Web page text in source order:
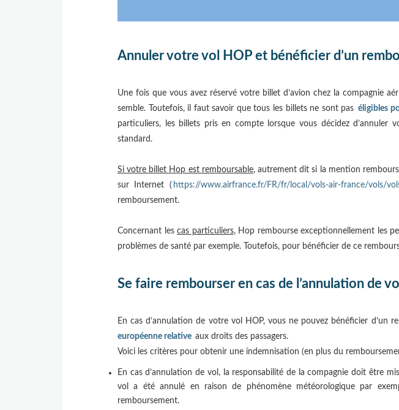
Annuler votre vol HOP et bénéficier d’un
Une fois que vous avez réservé votre billet d’avion chez la compagnie
semble. Toutefois, il faut savoir que tous les billets ne sont pas éligibles
particuliers, les billets pris en compte lorsque vous décidez d’annuler
standard.
Si votre billet Hop est remboursable, autrement dit si la mention
sur Internet ( https://www.airfrance.fr/FR/fr/local/vols-air-france/vols/
remboursement.
Concernant lescas particuliers, Hop rembourse exceptionnellement les
problèmes de santé par exemple. Toutefois, pour bénéficier de ce
Se faire rembourser en cas de l’annulation de
En cas d’annulation de votre vol HOP, vous ne pouvez bénéficier d’un
européenne relative aux droits des passagers.
Voici les critères pour obtenir une indemnisation (en plus du
En cas d’annulation de vol, la responsabilité de la compagnie doit être
vol a été annulé en raison de phénomène météorologique par
remboursement.